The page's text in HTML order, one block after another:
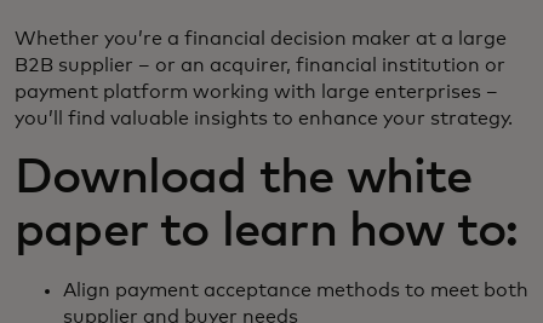
Whether you’re a financial decision maker at a large
B2B supplier – or an acquirer, financial institution or
payment platform working with large enterprises –
you’ll find valuable insights to enhance your strategy.
Download the white
paper to learn how to:
Align payment acceptance methods to meet both
supplier and buyer needs